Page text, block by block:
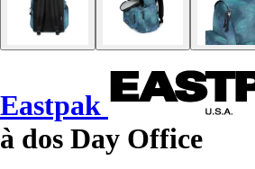
Eastpak
à dos Day Office